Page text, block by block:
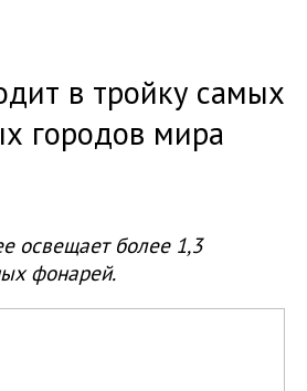
в тройку самых
городов мира
освещает более 1,3
фонарей.